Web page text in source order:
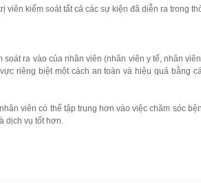
viên kiểm soát tất cả các sự kiện đã diễn ra trong
soát ra vào của nhân viên (nhân viên y tế, nhân
riêng biệt một cách an toàn và hiệu quả bằng
viên có thể tập trung hơn vào việc chăm sóc
dịch vụ tốt hơn.